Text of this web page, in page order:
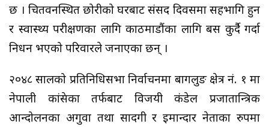
छ । चितवनस्थित छोरीको घरबाट संसद दिवसमा सहभागि हुन
र स्वास्थ्य परीक्षणका लागि काठमाडौंका लागि बस कुर्दै गर्दा
निधन भएको परिवारले जनाएका छन् ।
२०४८ सालको प्रतिनिधिसभा निर्वाचनमा बागलुङ क्षेत्र नं. १ मा
नेपाली कांग्रेसका तर्फबाट विजयी कंडेल प्रजातान्त्रिक
आन्दोलनका अगुवा तथा सादगी र इमान्दार नेताका रुपमा